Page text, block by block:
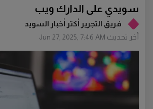
فريق التجرير أكتر أخبار السويد
أخر تحديث Jun 27, 2025, 7:46 AM
سويدي على الدارك ويب